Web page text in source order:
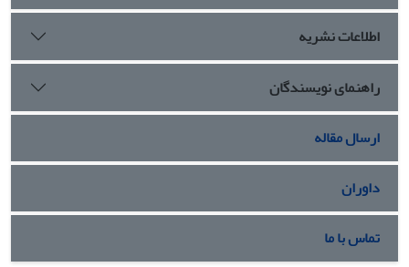
اطلاعات نشریه
راهنمای نویسندگان
ارسال مقاله
داوران
تماس با ما